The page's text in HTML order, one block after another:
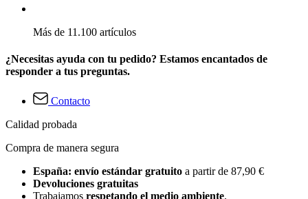
Más de 11.100 artículos
¿Necesitas ayuda con tu pedido? Estamos encantados de
responder a tus preguntas.
Contacto
Calidad probada
Compra de manera segura
España: envío estándar gratuito a partir de 87,90 €
Devoluciones gratuitas
Trabajamos respetando el medio ambiente.